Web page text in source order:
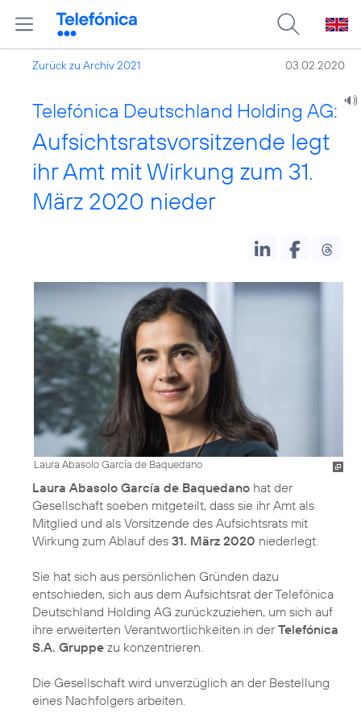
Zurück zu Archiv 2021 03.02.2020
Telefónica Deutschland Holding AG:
Aufsichtsratsvorsitzende legt
ihr Amt mit Wirkung zum 31.
März 2020 nieder
Laura Abasolo García de Baquedano
Laura Abasolo García de Baquedano hat der
Gesellschaft soeben mitgeteilt, dass sie ihr Amt als
Mitglied und als Vorsitzende des Aufsichtsrats mit
Wirkung zum Ablauf des 31. März 2020 niederlegt.
Sie hat sich aus persönlichen Gründen dazu
entschieden, sich aus dem Aufsichtsrat der Telefónica
Deutschland Holding AG zurückzuziehen, um sich auf
ihre erweiterten Verantwortlichkeiten in derTelefónica
S.A. Gruppe zu konzentrieren.
Die Gesellschaft wird unverzüglich an der Bestellung
eines Nachfolgers arbeiten.